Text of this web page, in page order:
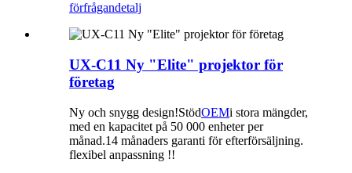
förfrågandetalj
UX-C11 Ny "Elite" projektor för
företag
Ny och snygg design!StödOEMi stora mängder,
med en kapacitet på 50 000 enheter per
månad.14 månaders garanti för efterförsäljning.
flexibel anpassning !!